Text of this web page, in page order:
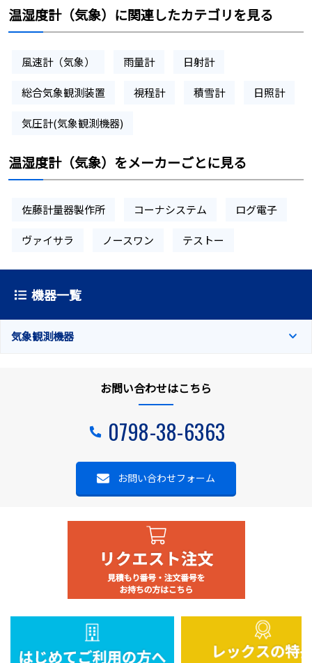
温湿度計（気象）に関連したカテゴリを見る
風速計（気象） 雨量計 日射計
総合気象観測装置 視程計 積雪計 日照計
気圧計(気象観測機器)
温湿度計（気象）をメーカーごとに見る
佐藤計量器製作所 コーナシステム ログ電子
ヴァイサラ ノースワン テストー
機器一覧
気象観測機器
お問い合わせはこちら
0798-38-6363
お問い合わせフォーム